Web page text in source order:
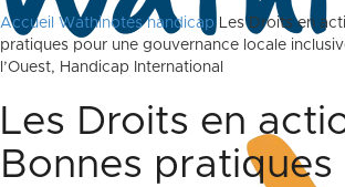
Accueil Wathinotes handicap Les Droits en
pratiques pour une gouvernance locale
l’Ouest, Handicap International
Les Droits en
Bonnes